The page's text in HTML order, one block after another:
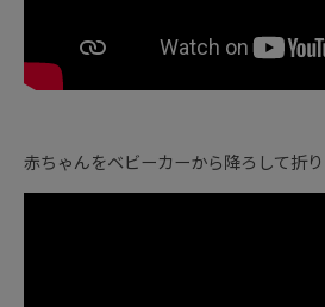
赤ちゃんをベビーカーから降ろして折り